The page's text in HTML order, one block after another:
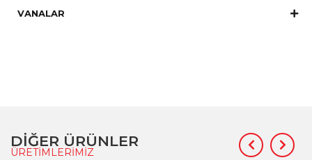
VANALAR
DİĞER ÜRÜNLER
ÜRETİMLERİMİZ